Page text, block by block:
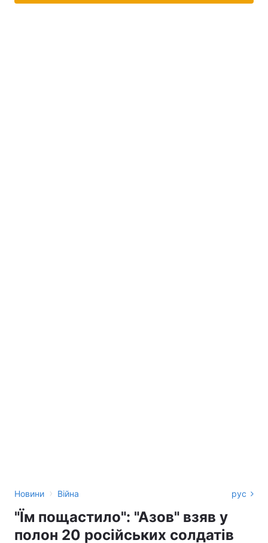
Новини › Війна рус
"Їм пощастило": "Азов" взяв у
полон 20 російських солдатів